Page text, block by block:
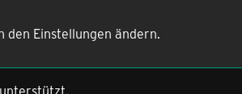
den Einstellungen ändern.